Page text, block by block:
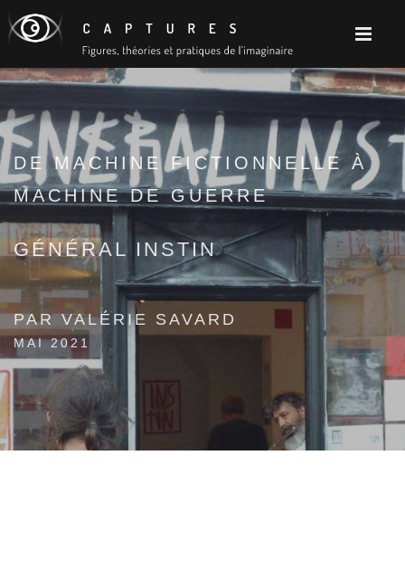
DE MACHINE FICTIONNELLE À
MACHINE DE GUERRE
GÉNÉRAL INSTIN
PAR VALÉRIE SAVARD
MAI 2021